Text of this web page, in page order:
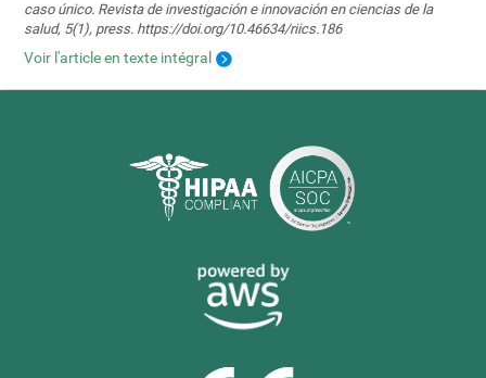
caso único. Revista de investigación e innovación en ciencias de la
salud, 5(1), press. https://doi.org/10.46634/riics.186
Voir l'article en texte intégral